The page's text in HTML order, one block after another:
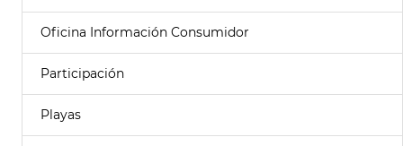
Oficina Información Consumidor
Participación
Playas